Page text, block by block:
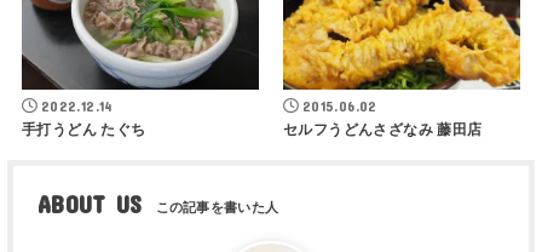
2022.12.14
手打うどん たぐち
2015.06.02
セルフうどんさざなみ 藤田店
ABOUT US